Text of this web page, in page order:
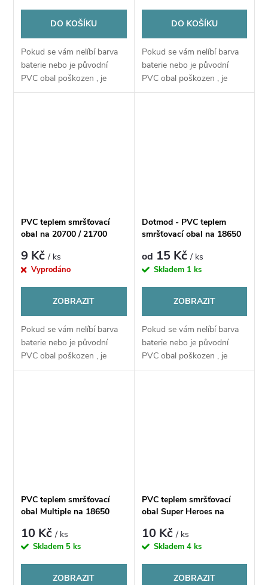
DO KOŠÍKU
Pokud se vám nelíbí barva
baterie nebo je původní
PVC obal poškozen , je
možné nahradit
DO KOŠÍKU
Pokud se vám nelíbí barva
baterie nebo je původní
PVC obal poškozen , je
možné nahradit
PVC teplem smršťovací
obal na 20700 / 21700
9 Kč/ ks
Vyprodáno
ZOBRAZIT
Pokud se vám nelíbí barva
baterie nebo je původní
PVC obal poškozen , je
možné nahradit
Dotmod - PVC teplem
smršťovací obal na 18650
od 15 Kč/ ks
Skladem 1 ks
ZOBRAZIT
Pokud se vám nelíbí barva
baterie nebo je původní
PVC obal poškozen , je
možné nahradit
PVC teplem smršťovací
obal Multiple na 18650
10 Kč/ ks
Skladem 5 ks
ZOBRAZIT
PVC teplem smršťovací
obal Super Heroes na
10 Kč/ ks
Skladem 4 ks
ZOBRAZIT